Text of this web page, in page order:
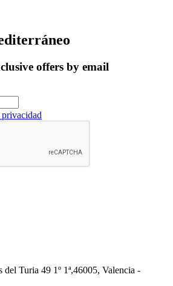
offers by email
Turia 49 1º 1ª,46005, Valencia -